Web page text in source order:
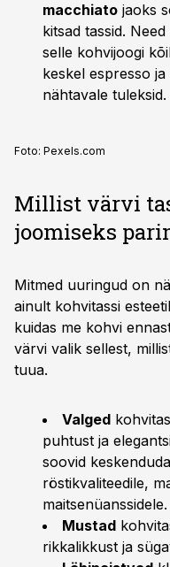
macchiato jaoks
kitsad tassid.
selle kohvijoogi
keskel espresso
nähtavale tuleksid.
Foto: Pexels.com
Millist värvi
joomiseks
Mitmed uuringud on
ainult kohvitassi
kuidas me kohvi
värvi valik sellest,
tuua.
Valged
puhtust ja
soovid
röstikvaliteedile,
maitsenüanssidele.
Mustad
rikkalikkust ja